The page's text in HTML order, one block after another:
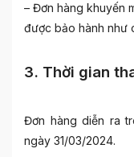
– Đơn hàng khuyến
được bảo hành như
3. Thời gian
Đơn hàng diễn ra
ngày 31/03/2024.